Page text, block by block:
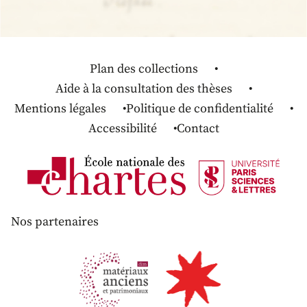
Plan des collections
Aide à la consultation des thèses
Mentions légales
Politique de confidentialité
Accessibilité
Contact
Nos partenaires